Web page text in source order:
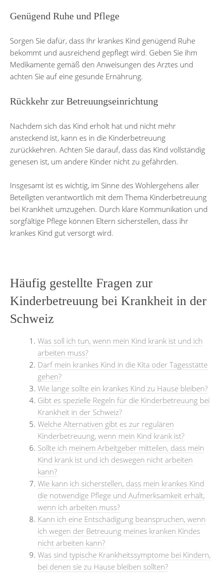
Genügend Ruhe und Pflege
Sorgen Sie dafür, dass Ihr krankes Kind genügend Ruhe
bekommt und ausreichend gepflegt wird. Geben Sie ihm
Medikamente gemäß den Anweisungen des Arztes und
achten Sie auf eine gesunde Ernährung.
Rückkehr zur Betreuungseinrichtung
Nachdem sich das Kind erholt hat und nicht mehr
ansteckend ist, kann es in die Kinderbetreuung
zurückkehren. Achten Sie darauf, dass das Kind vollständig
genesen ist, um andere Kinder nicht zu gefährden.
Insgesamt ist es wichtig, im Sinne des Wohlergehens aller
Beteiligten verantwortlich mit dem Thema Kinderbetreuung
bei Krankheit umzugehen. Durch klare Kommunikation und
sorgfältige Pflege können Eltern sicherstellen, dass ihr
krankes Kind gut versorgt wird.
Häufig gestellte Fragen zur
Kinderbetreuung bei Krankheit in der
Schweiz
Was soll ich tun, wenn mein Kind krank ist und ich
arbeiten muss?
Darf mein krankes Kind in die Kita oder Tagesstätte
gehen?
Wie lange sollte ein krankes Kind zu Hause bleiben?
Gibt es spezielle Regeln für die Kinderbetreuung bei
Krankheit in der Schweiz?
Welche Alternativen gibt es zur regulären
Kinderbetreuung, wenn mein Kind krank ist?
Sollte ich meinem Arbeitgeber mitteilen, dass mein
Kind krank ist und ich deswegen nicht arbeiten
kann?
Wie kann ich sicherstellen, dass mein krankes Kind
die notwendige Pflege und Aufmerksamkeit erhält,
wenn ich arbeiten muss?
Kann ich eine Entschädigung beanspruchen, wenn
ich wegen der Betreuung meines kranken Kindes
nicht arbeiten kann?
Was sind typische Krankheitssymptome bei Kindern,
bei denen sie zu Hause bleiben sollten?